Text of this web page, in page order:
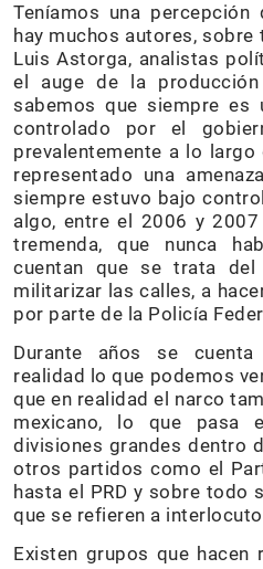
Teníamos una
hay muchos autores,
Luis Astorga, analistas
el auge de la
sabemos que siempre es
controlado por el
prevalentemente a lo
representado una
siempre estuvo bajo
algo, entre el 2006 y
tremenda, que nunca
cuentan que se trata
militarizar las calles, a
por parte de la Policía
Durante años se
realidad lo que podemos
que en realidad el narco
mexicano, lo que pasa
divisiones grandes dentro
otros partidos como el
hasta el PRD y sobre todo
que se refieren a
Existen grupos que hacen